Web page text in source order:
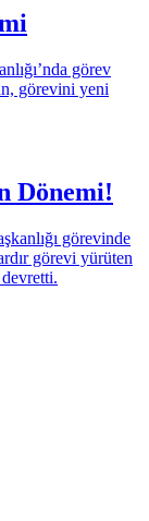
görev
görevini yeni
Dönemi!
görevinde
görevi yürüten